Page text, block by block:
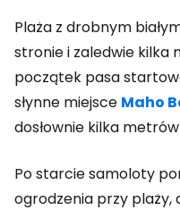
Plaża z drobnym
stronie i zaledwie kilka
początek pasa
słynne miejsce Maho
dosłownie kilka metrów
Po starcie samoloty
ogrodzenia przy plaży,